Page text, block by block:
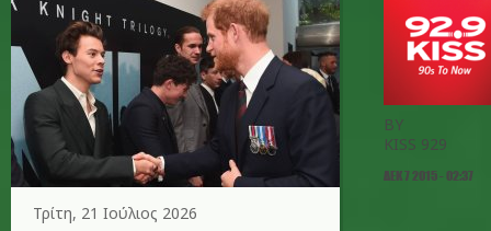
Τρίτη, 21 Ιούλιος 2026
BY
KISS 929
ΔΕΚ 7 2015 - 02:37